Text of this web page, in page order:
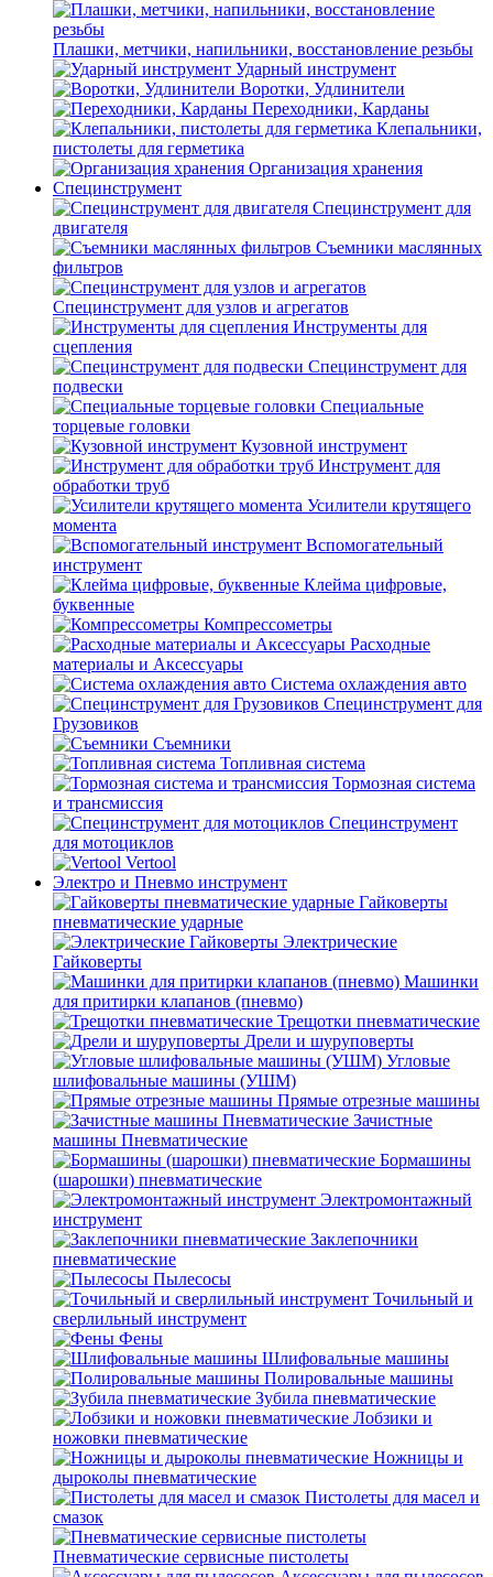
Плашки, метчики, напильники, восстановление резьбы
Ударный инструмент
Воротки, Удлинители
Переходники, Карданы
Клепальники,
пистолеты для герметика
Организация хранения
Специнструмент
Специнструмент для
двигателя
Съемники маслянных
фильтров
Специнструмент для узлов и агрегатов
Инструменты для
сцепления
Специнструмент для
подвески
Специальные
торцевые головки
Кузовной инструмент
Инструмент для
обработки труб
Усилители крутящего
момента
Вспомогательный
инструмент
Клейма цифровые,
буквенные
Компрессометры
Расходные
материалы и Аксессуары
Система охлаждения авто
Специнструмент для
Грузовиков
Съемники
Топливная система
Тормозная система
и трансмиссия
Специнструмент
для мотоциклов
Vertool
Электро и Пневмо инструмент
Гайковерты
пневматические ударные
Электрические
Гайковерты
Машинки
для притирки клапанов (пневмо)
Трещотки пневматические
Дрели и шуруповерты
Угловые
шлифовальные машины (УШМ)
Прямые отрезные машины
Зачистные
машины Пневматические
Бормашины
(шарошки) пневматические
Электромонтажный
инструмент
Заклепочники
пневматические
Пылесосы
Точильный и
сверлильный инструмент
Фены
Шлифовальные машины
Полировальные машины
Зубила пневматические
Лобзики и
ножовки пневматические
Ножницы и
дыроколы пневматические
Пистолеты для масел и
смазок
Пневматические сервисные пистолеты